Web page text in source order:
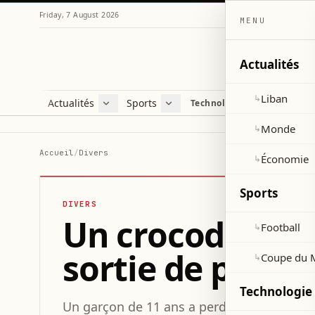
Friday, 7 August 2026
Actualités
Liban
Sports
Football
Technologie et sciences
Accueil/Divers
DIVERS
Un crocodile
sortie de pêche
Un garçon de 11 ans a perdu sa main
MENU
Actualités
↳Liban
↳Monde
↳Économie
Sports
↳Football
↳Coupe du
Technologie